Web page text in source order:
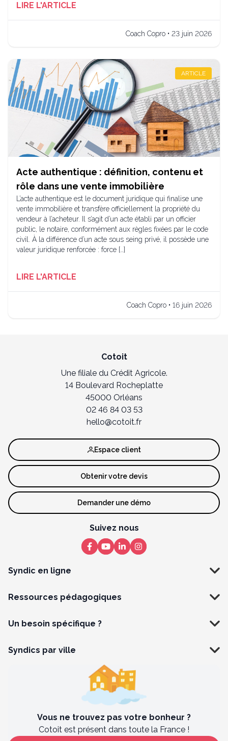
LIRE L'ARTICLE
Coach Copro • 23 juin 2026
ARTICLE
Acte authentique : définition, contenu et
rôle dans une vente immobilière
L’acte authentique est le document juridique qui finalise une
vente immobilière et transfère officiellement la propriété du
vendeur à l’acheteur. Il s’agit d’un acte établi par un officier
public, le notaire, conformément aux règles fixées par le code
civil. À la différence d’un acte sous seing privé, il possède une
valeur juridique renforcée : force […]
LIRE L'ARTICLE
Coach Copro • 16 juin 2026
Cotoit
Une filiale du Crédit Agricole.
14 Boulevard Rocheplatte
45000 Orléans
02 46 84 03 53
hello@cotoit.fr
Syndic en ligne
Ressources pédagogiques
Un besoin spécifique ?
Espace client
Obtenir votre devis
Demander une démo
Suivez nous
Syndics par ville
Vous ne trouvez pas votre bonheur ?
Cotoit est présent dans toute la France !